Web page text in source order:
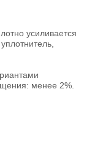
усиливается
менее 2%.